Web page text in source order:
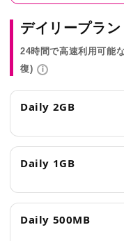
デイリープラン
24時間で高速利用可能
復)
i
Daily 2GB
Daily 1GB
Daily 500MB